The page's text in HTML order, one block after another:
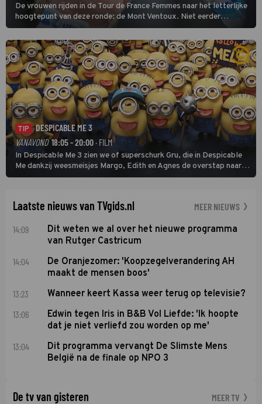
De vrouwen rijden in de Tour de France Femmes naar het letterlijke
hoogtepunt van deze ronde: de Mont Ventoux. Niet eerder
finishten de vrouwen voor deze koers op deze kale col uit de
buitencategorie. De aanloop naar de slotklim is vlak.
TIP
DESPICABLE ME 3
VANAVOND 18:05 - 20:00· FILM
In Despicable Me 3 zien we of superschurk Gru, die in Despicable
Me dankzij weesmeisjes Margo, Edith en Agnes de overstap naar
het rechte pad maakte, ook op dat pad weet te blijven.
Laatste nieuws van TVgids.nl MEER NIEUWS
14:09
Dit weten we al over het nieuwe programma
van Rutger Castricum
14:04
De Oranjezomer: 'Koopzegelverandering AH
maakt de mensen boos'
13:23 Wanneer keert Kassa weer terug op televisie?
13:06
Edwin tegen Iris in B&B Vol Liefde: 'Ik hoopte
dat je niet verliefd zou worden op me'
13:04
Dit programma vervangt De Slimste Mens
België na de finale op NPO 3
De tv van gisteren MEER TV